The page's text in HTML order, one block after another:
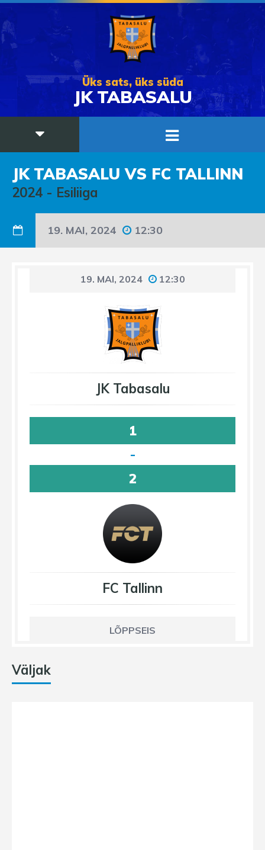
Üks sats, üks süda
JK TABASALU
JK TABASALU VS FC TALLINN
2024 - Esiliiga
19. MAI, 2024 12:30
19. MAI, 2024 12:30
JK Tabasalu
1
-
2
FC Tallinn
LÕPPSEIS
Väljak